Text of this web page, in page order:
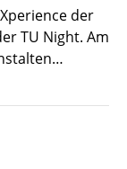
der
TU Night. Am